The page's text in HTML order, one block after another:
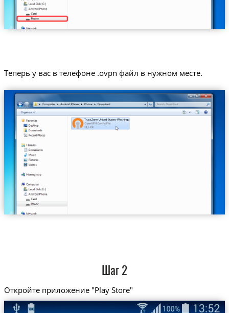
Теперь у вас в телефоне .ovpn файл в нужном месте.
Trust.Zone-United-States-Washington.ovpn
Шаг 2
Откройте приложение "Play Store"